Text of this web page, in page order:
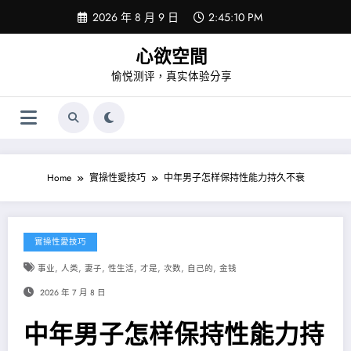
content
2026 年 8 月 9 日 2:45:10 PM
心欲空間
愉悦测评，真实体验分享
Home 實操性愛技巧 中年男子怎样保持性能力持久不衰
實操性愛技巧
事业, 人类, 妻子, 性生活, 才是, 次数, 自己的, 金钱
2026 年 7 月 8 日
中年男子怎样保持性能力持